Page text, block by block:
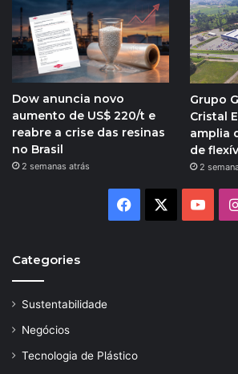
Dow anuncia novo
aumento de US$ 220/t e
reabre a crise das resinas
no Brasil
2 semanas atrás
Grupo
Cristal
amplia
de
2
Facebook
Categories
Sustentabilidade
Negócios
Tecnologia de Plástico